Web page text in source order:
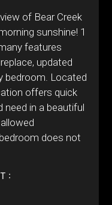
of Bear Creek
sunshine! 1
features
updated
bedroom. Located
offers quick
in a beautiful
does not
: